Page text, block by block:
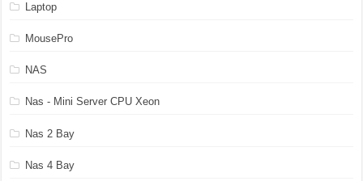
Laptop
MousePro
NAS
Nas - Mini Server CPU Xeon
Nas 2 Bay
Nas 4 Bay